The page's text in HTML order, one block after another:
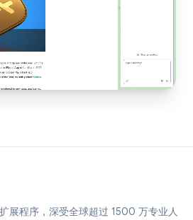
展程序，深受全球超过 1500 万专业人